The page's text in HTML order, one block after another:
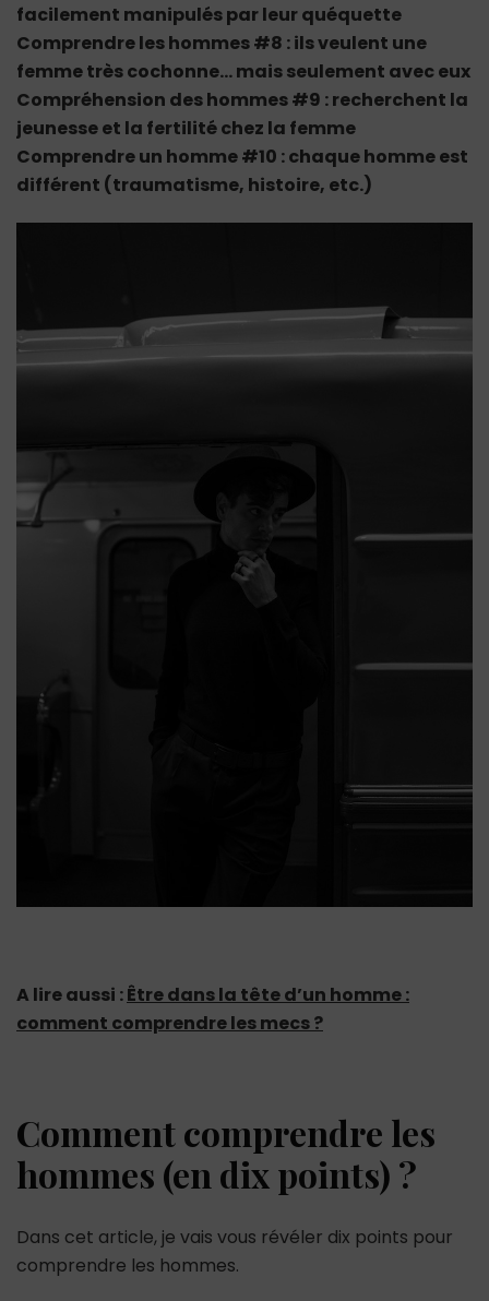
facilement manipulés par leur quéquette
Comprendre les hommes #8 : ils veulent une
femme très cochonne… mais seulement avec eux
Compréhension des hommes #9 : recherchent la
jeunesse et la fertilité chez la femme
Comprendre un homme #10 : chaque homme est
différent (traumatisme, histoire, etc.)
A lire aussi :Être dans la tête d’un homme :
comment comprendre les mecs ?
Comment comprendre les
hommes (en dix points) ?
Dans cet article, je vais vous révéler dix points pour
comprendre les hommes.